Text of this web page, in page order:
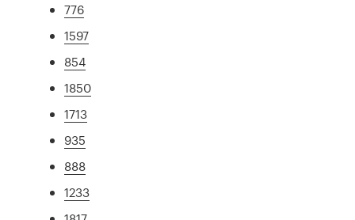
776
1597
854
1850
1713
935
888
1233